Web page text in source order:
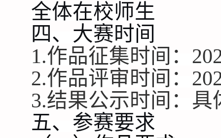
全体在校师生
四、 大赛时间
1.作品征集时间：
2.作品评审时间：
3.结果公示时间：
五、 参赛要求